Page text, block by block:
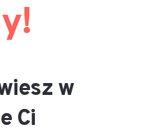
w
Ci